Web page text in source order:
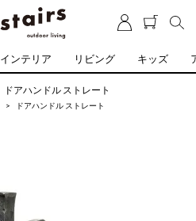
インテリア リビング キッズ
ドアハンドル ストレート
ドアハンドル ストレート